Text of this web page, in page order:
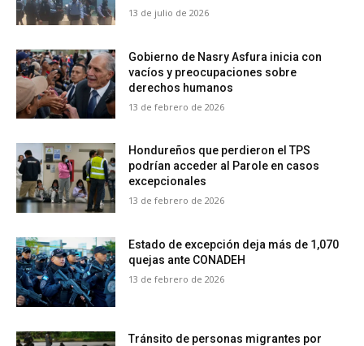
13 de julio de 2026
Gobierno de Nasry Asfura inicia con
vacíos y preocupaciones sobre
derechos humanos
13 de febrero de 2026
Hondureños que perdieron el TPS
podrían acceder al Parole en casos
excepcionales
13 de febrero de 2026
Estado de excepción deja más de 1,070
quejas ante CONADEH
13 de febrero de 2026
Tránsito de personas migrantes por